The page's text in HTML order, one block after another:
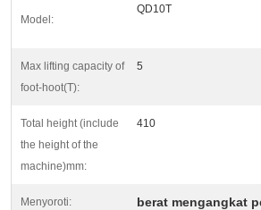
Model:
QD10T
Max lifting capacity of
foot-hoot(T):
5
Total height (include
the height of the
machine)mm:
410
Menyoroti: berat mengangkat